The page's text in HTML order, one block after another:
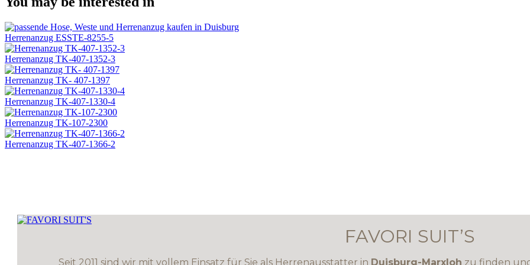
Herrenanzug ESSTE-8255-5
Herrenanzug TK-407-1352-3
Herrenanzug TK- 407-1397
Herrenanzug TK-407-1330-4
Herrenanzug TK-107-2300
Herrenanzug TK-407-1366-2
FAVORI SUIT’S
Seit 2011 sind wir mit vollem Einsatz für Sie als Herrenausstatter in Duisburg-Marxloh zu finden